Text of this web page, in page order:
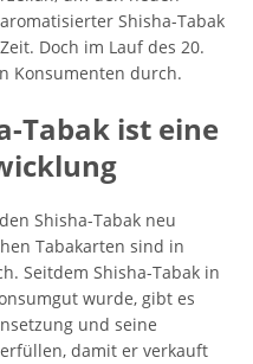
Shisha-Tabak
Doch im Lauf des 20.
Konsumenten durch.
Tabak ist eine
Shisha-Tabak neu
Tabakarten sind in
Seitdem Shisha-Tabak in
wurde, gibt es
und seine
damit er verkauft